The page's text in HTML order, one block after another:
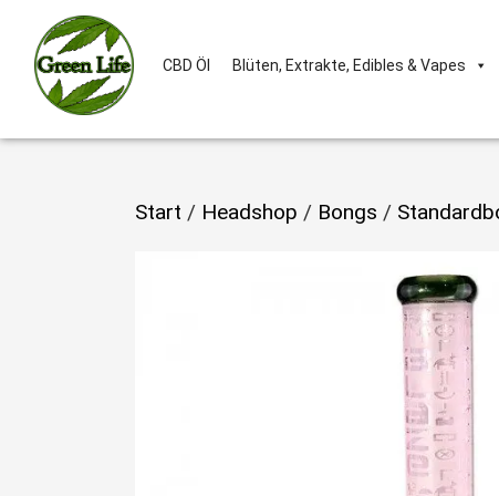
CBD Öl Blüten, Extrakte, Edibles & Vapes
Start / Headshop / Bongs /